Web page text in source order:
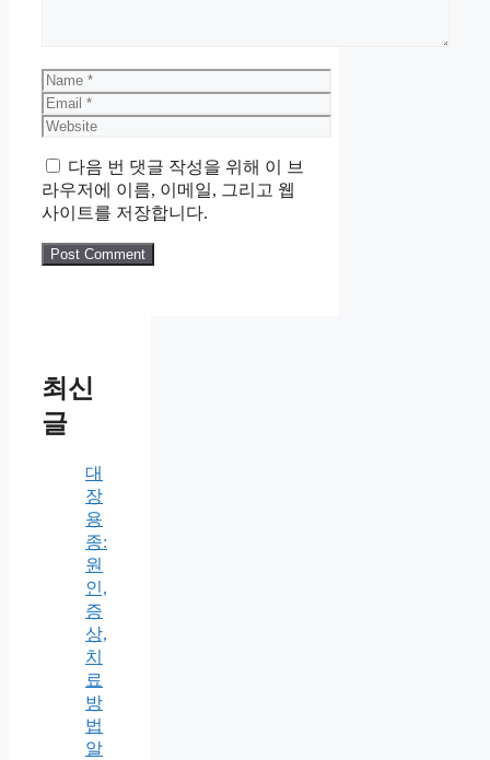
Name
Email
Website
다음 번 댓글 작성을 위해 이 브
라우저에 이름, 이메일, 그리고 웹
사이트를 저장합니다.
최신
글
대
장
용
종:
원
인,
증
상,
치
료
방
법
알